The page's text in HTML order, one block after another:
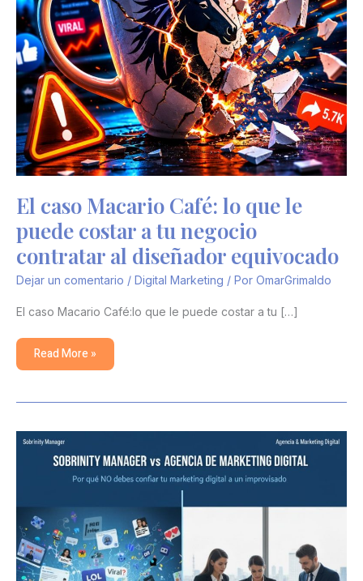
El caso Macario Café: lo que le
puede costar a tu negocio
contratar al diseñador equivocado
Dejar un comentario / Digital Marketing / Por OmarGrimaldo
El caso Macario Café:lo que le puede costar a tu […]
diseñador
equivocado
Read More »
Sobrinity
Manager:
tu
marketing
digital
a
un
improvisado